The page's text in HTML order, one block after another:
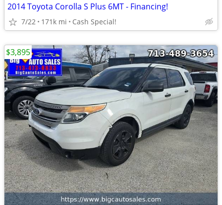
2014 Toyota Corolla S Plus 6MT - Financing!
7/22 171k mi Cash Special!
$3,895